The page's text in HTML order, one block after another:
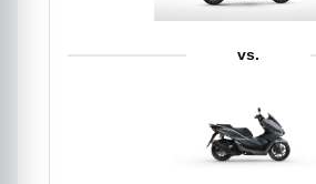
vs.